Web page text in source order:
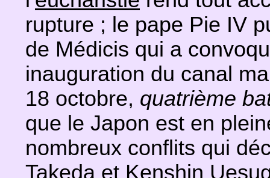
rupture ; le pape Pie IV
de Médicis qui a
inauguration du canal
18 octobre, quatrième
que le Japon est en
nombreux conflits qui
Takeda et Kenshin